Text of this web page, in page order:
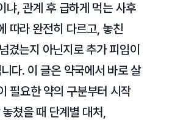
냐, 관계 후 급하게 먹는 사후
따라 완전히 다르고, 놓친
겼는지 아닌지로 추가 피임이
다. 이 글은 약국에서 바로 살
필요한 약의 구분부터 시작
쳤을 때 단계별 대처,